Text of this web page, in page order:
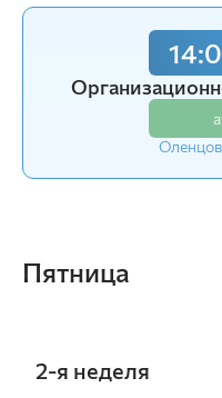
Пятница
2-я неделя